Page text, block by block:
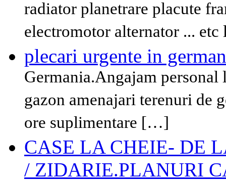
radiator planetrare placute
electromotor alternator ...
plecari urgente in
Germania.Angajam
gazon amenajari terenuri de
ore suplimentare […]
CASE LA CHEIE- DE
/ ZIDARIE.PLANURI